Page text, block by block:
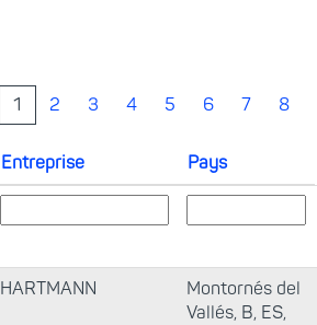
1 2 3 4 5 6 7 8
Entreprise Pays
HARTMANN
Montornés del
Vallés, B, ES,